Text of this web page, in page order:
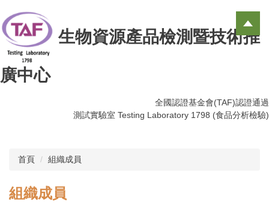
到
主
要
容
區
生物資源產品檢測暨技術推
廣中心
全國認證基金會(TAF)認證通過
測試實驗室 Testing Laboratory 1798 (食品分析檢驗)
首頁 組織成員
組織成員